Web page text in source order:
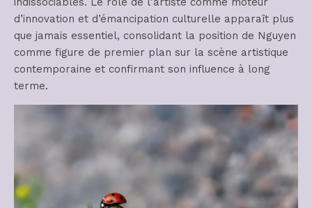
d’innovation et d’émancipation culturelle apparaît plus
que jamais essentiel, consolidant la position de Nguyen
comme figure de premier plan sur la scène artistique
contemporaine et confirmant son influence à long
terme.